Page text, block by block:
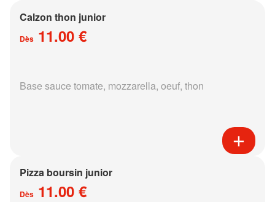
Calzon thon junior
Dès 11.00 €
Base sauce tomate, mozzarella, oeuf, thon
Pizza boursin junior
Dès 11.00 €